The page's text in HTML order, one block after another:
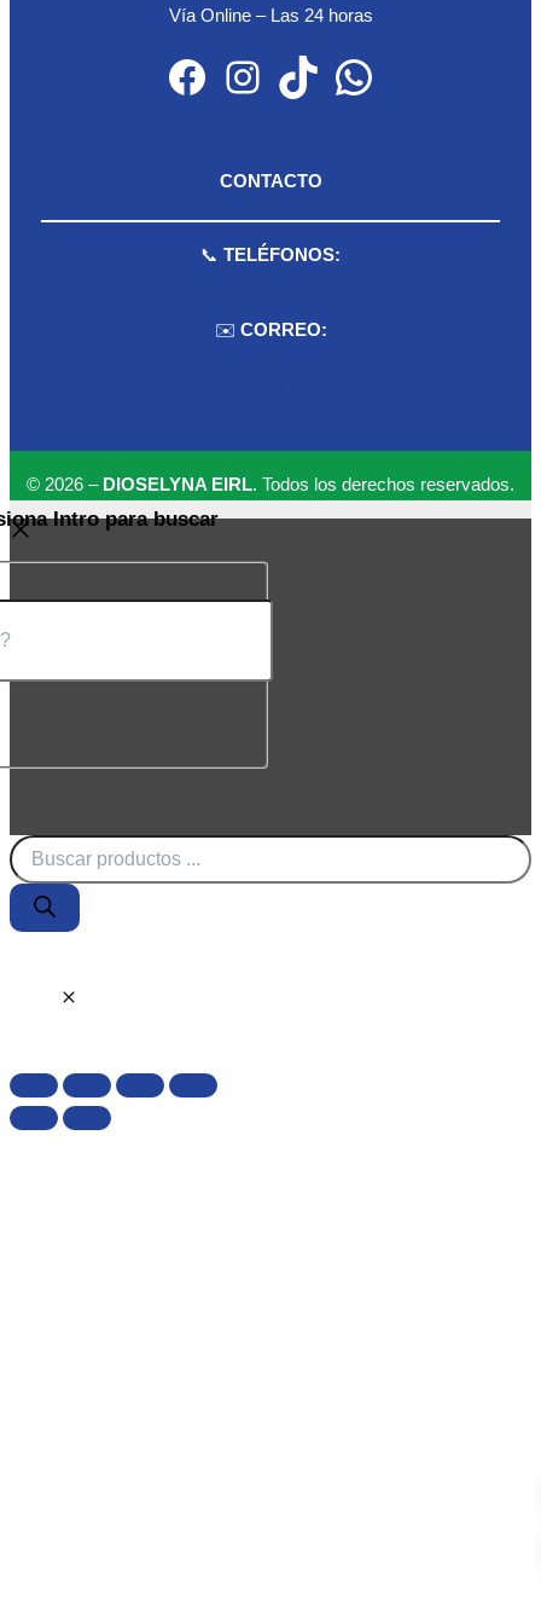
Vía Online – Las 24 horas
Facebook Instagram TikTok WhatsApp
CONTACTO
📞 TELÉFONOS:
✉️ CORREO:
© 2026 – DIOSELYNA EIRL. Todos los derechos reservados.
Intro para buscar
Búsqueda
de
productos